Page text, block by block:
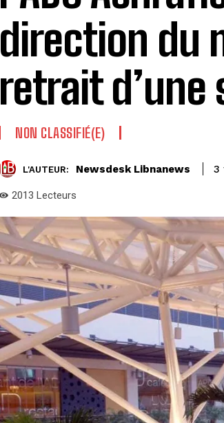
direction du
retrait d’une
NON CLASSIFIÉ(E)
L'AUTEUR: Newsdesk Libnanews 3
2013 Lecteurs